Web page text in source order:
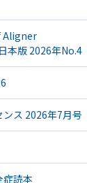
Aligner
本版 2026年No.4
ス 2026年7月号
症読本